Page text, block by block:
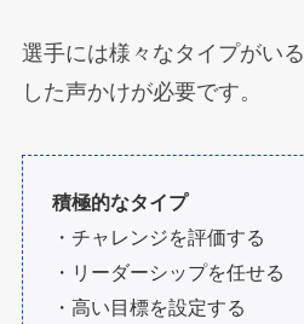
選手には様々なタイプがい
した声かけが必要です。
積極的なタイプ
・チャレンジを評価する
・リーダーシップを任せる
・高い目標を設定する